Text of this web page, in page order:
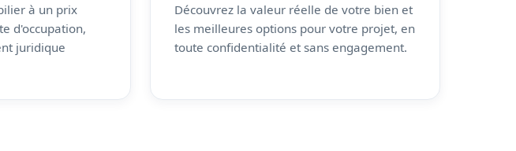
à un prix
d'occupation,
juridique
Découvrez la valeur réelle de votre bien et
les meilleures options pour votre projet, en
toute confidentialité et sans engagement.